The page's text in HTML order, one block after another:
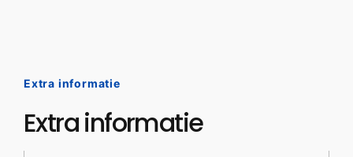
Extra informatie
Extra informatie